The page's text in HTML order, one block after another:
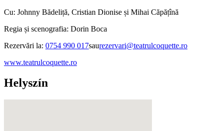
Cu: Johnny Bădeliță, Cristian Dionise și Mihai Căpățînă
Regia și scenografia: Dorin Boca
Rezervări la: 0754 990 017saurezervari@teatrulcoquette.ro
www.teatrulcoquette.ro
Helyszín